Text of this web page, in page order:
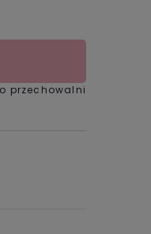
przechowalni